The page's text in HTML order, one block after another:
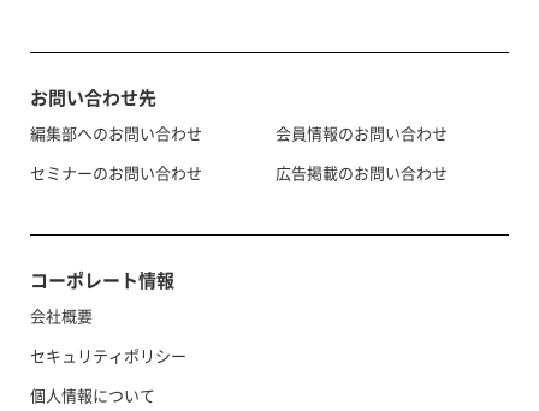
お問い合わせ先
編集部へのお問い合わせ
セミナーのお問い合わせ
会員情報のお問い合わせ
広告掲載のお問い合わせ
コーポレート情報
会社概要
セキュリティポリシー
個人情報について